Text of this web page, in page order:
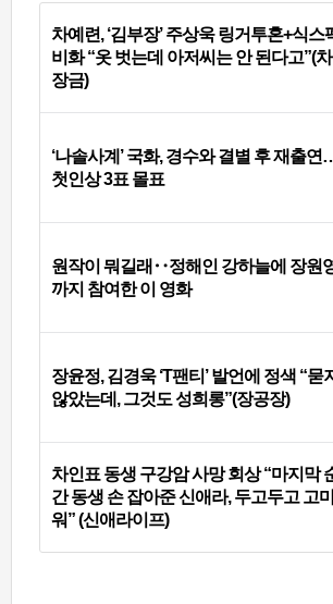
차예련, ‘김부장’ 주상욱 링거투혼+식스
비화 “옷 벗는데 아저씨는 안 된다고”(차
장금)
‘나솔사계’ 국화, 경수와 결별 후 재출연
첫인상 3표 몰표
원작이 뭐길래‥정해인 강하늘에 장원
까지 참여한 이 영화
장윤정, 김경욱 ‘T팬티’ 발언에 정색 “묻
않았는데, 그것도 성희롱”(장공장)
차인표 동생 구강암 사망 회상 “마지막
간 동생 손 잡아준 신애라, 두고두고 고
워” (신애라이프)